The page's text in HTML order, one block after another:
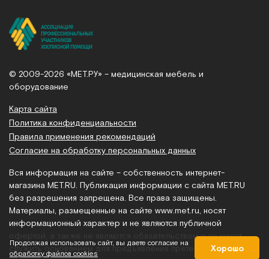
© 2009-2026 «МЕТ.РУ» – медицинская мебель и
оборудование
Карта сайта
Политика конфиденциальности
Правила применения рекомендаций
Согласие на обработку персональных данных
Вся информация на сайте – собственность интернет-
магазина MET.RU. Публикация информации с сайта MET.RU
без разрешения запрещена. Все права защищены.
Материалы, размещенные на сайте www.met.ru , носят
информационный характер и не являются публичной
офертой, а также не являются обязательством и не могут
служить основанием для предъявления претензий.
Продолжая использовать сайт, вы даете согласие на
обработку файлов cookies
Хорошо